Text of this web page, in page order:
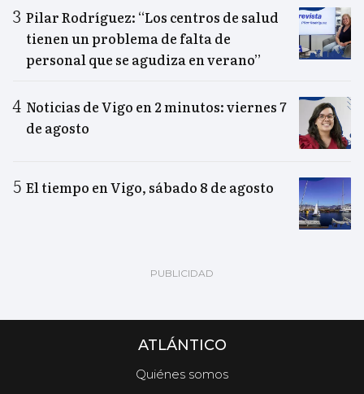
Pilar Rodríguez: “Los centros de salud
tienen un problema de falta de
personal que se agudiza en verano”
Noticias de Vigo en 2 minutos: viernes 7
de agosto
El tiempo en Vigo, sábado 8 de agosto
ATLÁNTICO
Quiénes somos